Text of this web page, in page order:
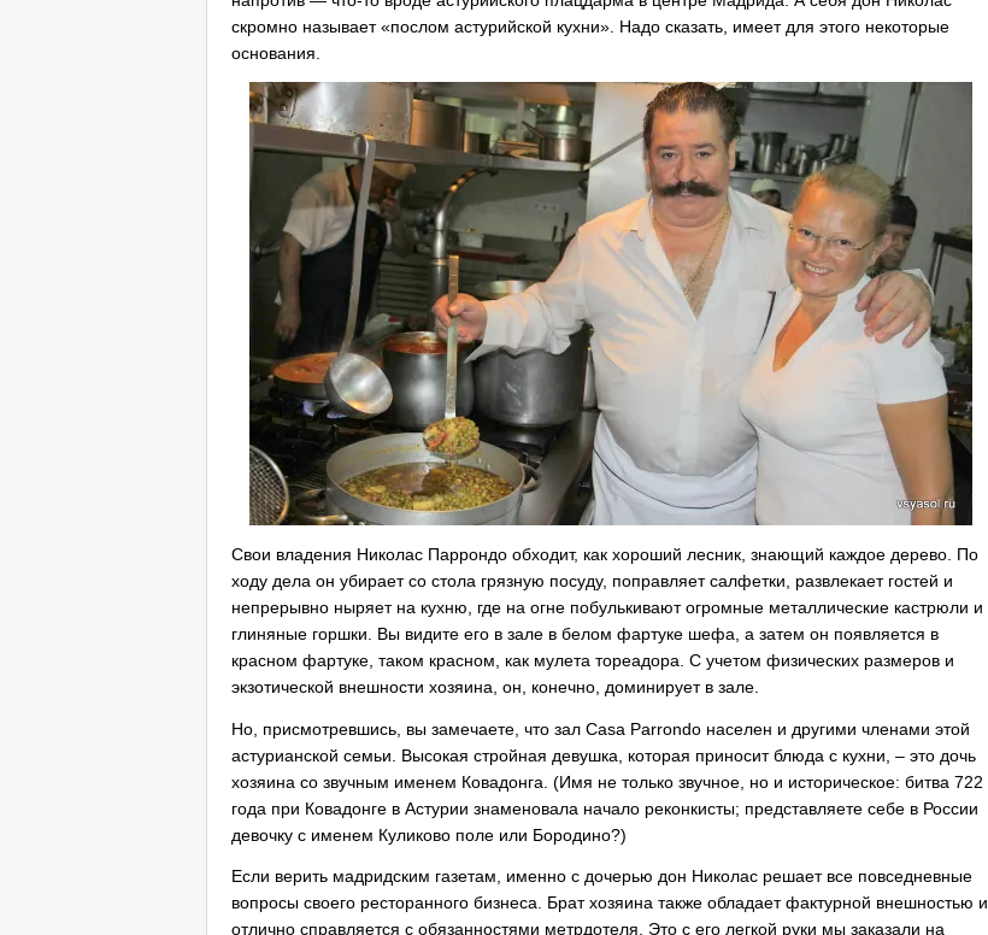
скромно называет «послом астурийской кухни». Надо сказать, имеет для этого некоторые
основания.
Свои владения Николас Паррондо обходит, как хороший лесник, знающий каждое дерево. По
ходу дела он убирает со стола грязную посуду, поправляет салфетки, развлекает гостей и
непрерывно ныряет на кухню, где на огне побулькивают огромные металлические кастрюли и
глиняные горшки. Вы видите его в зале в белом фартуке шефа, а затем он появляется в
красном фартуке, таком красном, как мулета тореадора. С учетом физических размеров и
экзотической внешности хозяина, он, конечно, доминирует в зале.
Но, присмотревшись, вы замечаете, что зал Casa Parrondo населен и другими членами этой
астурианской семьи. Высокая стройная девушка, которая приносит блюда с кухни, – это дочь
хозяина со звучным именем Ковадонга. (Имя не только звучное, но и историческое: битва 722
года при Ковадонге в Астурии знаменовала начало реконкисты; представляете себе в России
девочку с именем Куликово поле или Бородино?)
Если верить мадридским газетам, именно с дочерью дон Николас решает все повседневные
вопросы своего ресторанного бизнеса. Брат хозяина также обладает фактурной внешностью и
отлично справляется с обязанностями метрдотеля. Это с его легкой руки мы заказали на